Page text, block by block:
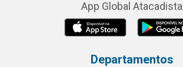
App Global Atacadista
Departamentos